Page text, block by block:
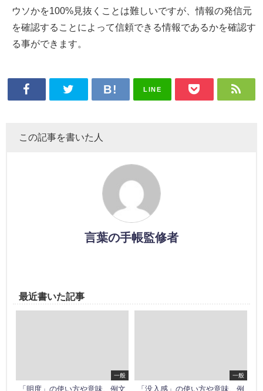
ウソかを100%見抜くことは難しいですが、情報の発信元
を確認することによって信頼できる情報であるかを確認す
る事ができます。
LINE
この記事を書いた人
言葉の手帳監修者
最近書いた記事
一般
「明度」の使い方や意味、例文
一般
「没入感」の使い方や意味、例